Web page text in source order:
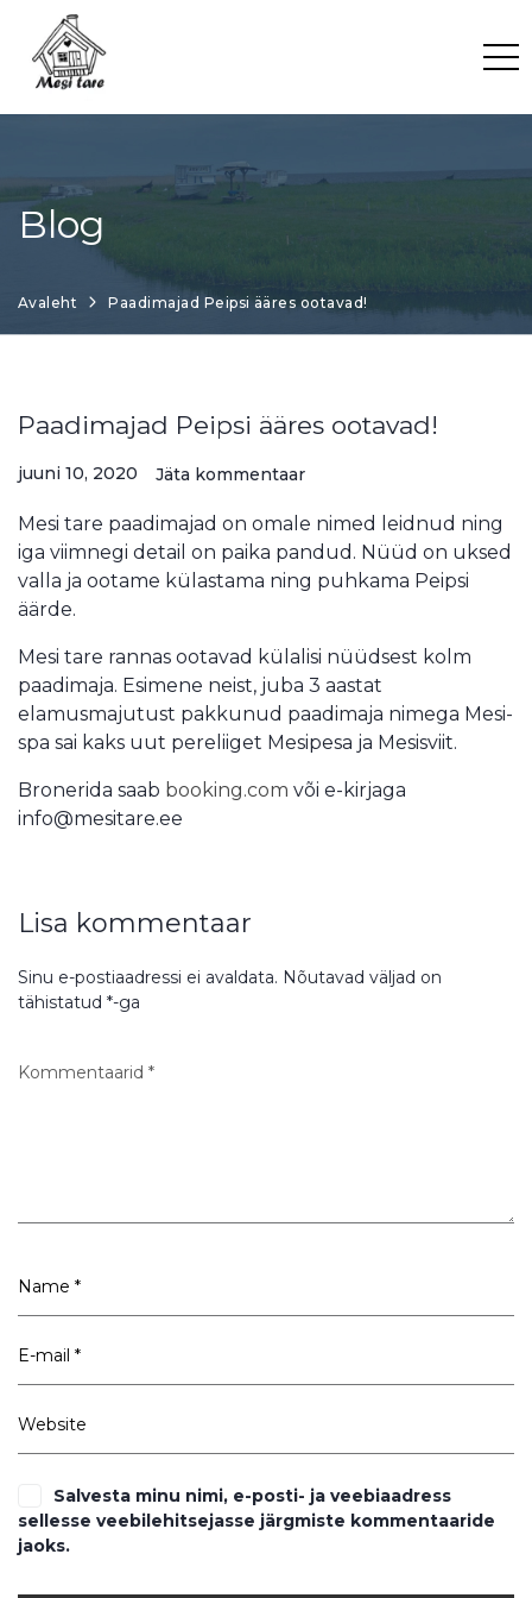
content
Blog
Avaleht Paadimajad Peipsi ääres ootavad!
Paadimajad Peipsi ääres ootavad!
juuni 10, 2020 Jäta kommentaar
Mesi tare paadimajad on omale nimed leidnud ning
iga viimnegi detail on paika pandud. Nüüd on uksed
valla ja ootame külastama ning puhkama Peipsi
äärde.
Mesi tare rannas ootavad külalisi nüüdsest kolm
paadimaja. Esimene neist, juba 3 aastat
elamusmajutust pakkunud paadimaja nimega Mesi-
spa sai kaks uut pereliiget Mesipesa ja Mesisviit.
Bronerida saab booking.com või e-kirjaga
info@mesitare.ee
Lisa kommentaar
Sinu e-postiaadressi ei avaldata. Nõutavad väljad on
tähistatud *-ga
Salvesta minu nimi, e-posti- ja veebiaadress
sellesse veebilehitsejasse järgmiste kommentaaride
jaoks.